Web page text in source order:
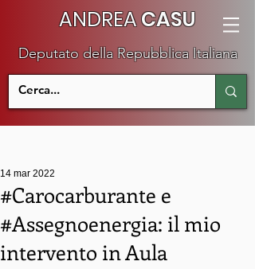
ANDREACASU
Deputato della Repubblica Italiana
#Carocarburante e
#Assegnoenergia: il mio
intervento in Aula
14 mar 2022